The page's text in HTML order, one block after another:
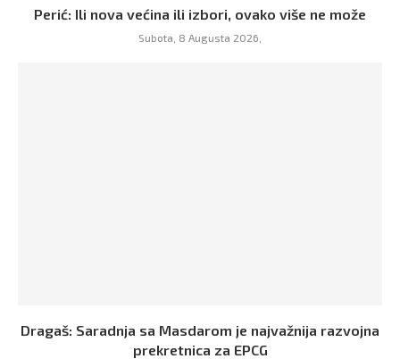
Perić: Ili nova većina ili izbori, ovako više ne može
Subota, 8 Augusta 2026,
Dragaš: Saradnja sa Masdarom je najvažnija razvojna
prekretnica za EPCG